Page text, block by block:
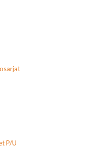
P/U